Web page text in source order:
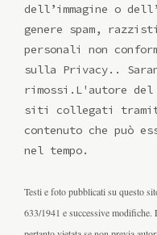
dell’immagine o
genere spam,
personali non
sulla Privacy..
rimossi.L'autore del
siti collegati
contenuto che può
nel tempo.
Testi e foto pubblicati su questo
633/1941 e successive